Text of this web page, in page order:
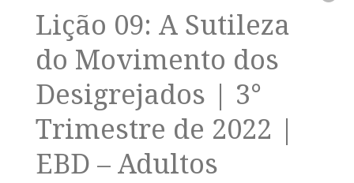
Lição 09: A Sutileza
do Movimento dos
Desigrejados | 3°
Trimestre de 2022 |
EBD – Adultos